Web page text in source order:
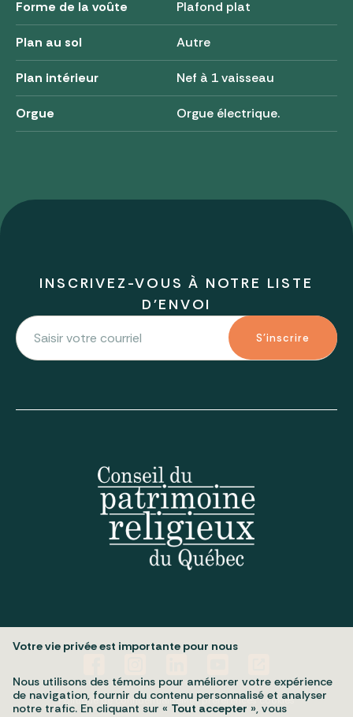
Forme de la voûte Plafond plat
Plan au sol Autre
Plan intérieur Nef à 1 vaisseau
Orgue Orgue électrique.
INSCRIVEZ-VOUS À NOTRE LISTE
D'ENVOI
S'inscrire
Politique de confidentialitéMes préférences cookies
Votre vie privée est importante pour nous
Nous utilisons des témoins pour améliorer votre expérience
de navigation, fournir du contenu personnalisé et analyser
notre trafic. En cliquant sur « Tout accepter », vous